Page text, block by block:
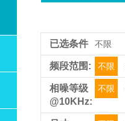
已选条件 不限
频段范围: 不限
相噪等级
@10KHz:
不限